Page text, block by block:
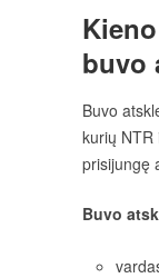
buvo
Buvo
kurių NTR
prisijungę
Buvo